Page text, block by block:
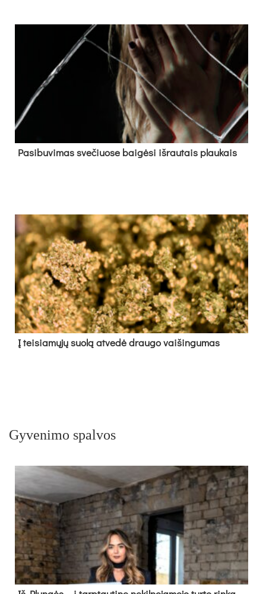
Pa­si­bu­vi­mas sve­čiuo­se bai­gė­si iš­rau­tais plau­kais
Į tei­sia­mų­jų suo­lą at­ve­dė drau­go vai­šin­gu­mas
Gyvenimo spalvos